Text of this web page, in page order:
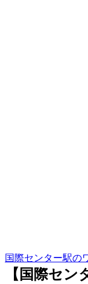
国際センター駅の
【国際セ